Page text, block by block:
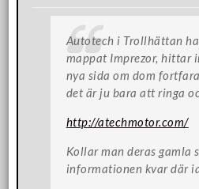
Autotech i Trollhättan
mappat Imprezor, hittar
nya sida om dom
det är ju bara att ringa
http://atechmotor.com/
Kollar man deras gamla
informationen kvar där